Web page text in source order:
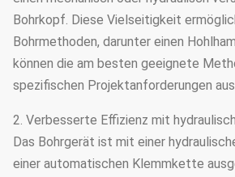
Bohrkopf. Diese Vielseitigkeit
Bohrmethoden, darunter einen
können die am besten geeignete
spezifischen Projektanforderungen
2. Verbesserte Effizienz mit
Das Bohrgerät ist mit einer
einer automatischen Klemmkette